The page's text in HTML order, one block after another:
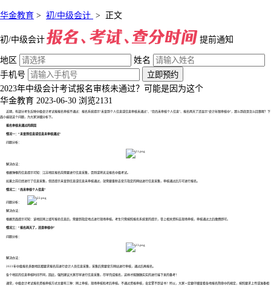
华金教育 > 初/中级会计 > 正文
初/中级会计 提前通知
地区
姓名
手机号
立即预约
2023年中级会计考试报名审核未通过？可能是因为这个
华金教育 2023-06-30 浏览2131
近期，有部分考生反映中级会计考试报报名审核不通过：报名系统提示“未查到个人信息或信息审核未通过”、“您尚未审核个人信息”、报名两天了还显示“会计年限审核中”，那么到底是怎么回事呢？下
面小编就这个问题，为大家详细分析下。
报名审核未通过的原因
情况一：“未查到信息或信息未审核通过”
问题分析：
解决办法：
根据弹框的信息提示可知：江苏地区报名前需要进行信息采集，否则或将无法报名中级考试。
如果之前已经进行了信息采集，但还提示未查到信息或信息未审核通过，就需要重新去官方指定的网站进行信息采集，审核通过后方可进行报名。
情况二：“尚未审核个人信息”
问题分析：
解决办法：
根据页面提示可知：该地区网上填写报名信息后，需要到指定地点进行现场审核。考生只需按照报名系统里的提示，带上相关资料去现场审核，审核通过之后缴费即可。
情况三：“报名两天了，还是审核中”
问题分析：
解决办法：
2023年中级报名多数地区都要求报名前进行会计人员信息采集，采集后需要官方网站进行审核，通过后再报名。
各个地区的信息审核时间不同，因此，强烈建议大家尽早进行信息采集，尽早完成报名，这样才能踏踏实实的进行接下来的备考！
通常，中级会计考试报名资格审核方式主要有三种：网上审核，现场审核和考后审核。不通过资格审核，肯定拿不到证书！所以，大家一定要仔细查看各地报名简章中的规定，按照要求上传或准备相